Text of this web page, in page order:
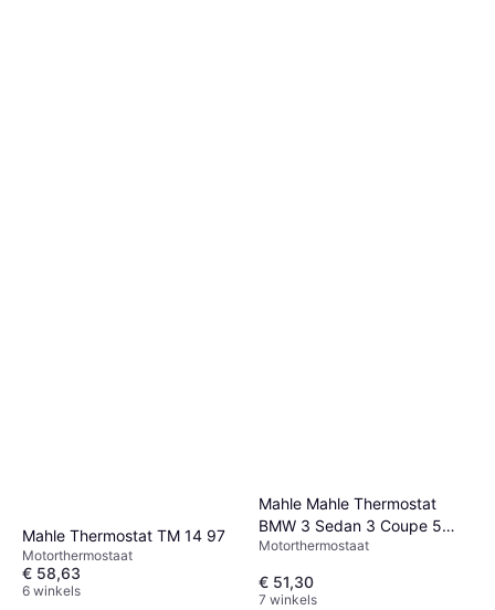
Mahle Thermostat TM 14 97
Motorthermostaat
€ 58,63
6 winkels
Mahle Mahle Thermostat
BMW 3 Sedan 3 Coupe 5
Sedan
Motorthermostaat
€ 51,30
7 winkels